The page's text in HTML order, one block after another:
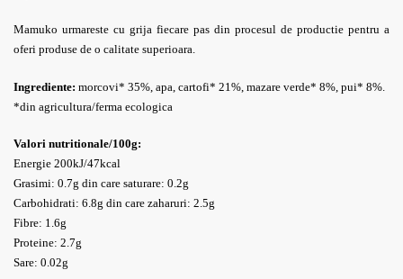
Mamuko urmareste cu grija fiecare pas din procesul de productie pentru a
oferi produse de o calitate superioara.
Ingrediente: morcovi* 35%, apa, cartofi* 21%, mazare verde* 8%, pui* 8%.
*din agricultura/ferma ecologica
Valori nutritionale/100g:
Energie 200kJ/47kcal
Grasimi: 0.7g din care saturare: 0.2g
Carbohidrati: 6.8g din care zaharuri: 2.5g
Fibre: 1.6g
Proteine: 2.7g
Sare: 0.02g